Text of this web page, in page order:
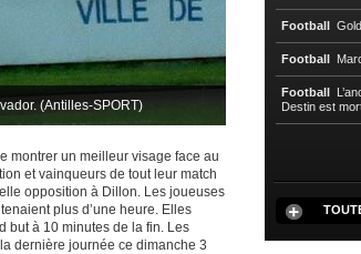
(Antilles-SPORT)
montrer un meilleur visage face au
et vainqueurs de tout leur match
opposition à Dillon. Les joueuses
plus d’une heure. Elles
but à 10 minutes de la fin. Les
dernière journée ce dimanche 3
Football
Football
Football
Destin est